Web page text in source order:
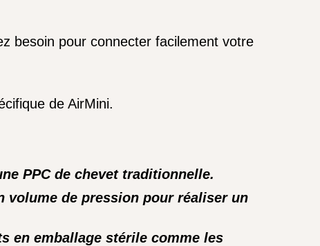
besoin pour connecter facilement votre
de AirMini.
PPC de chevet traditionnelle.
volume de pression pour réaliser un
en emballage stérile comme les